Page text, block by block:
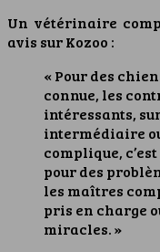
Un vétérinaire
avis sur Kozoo :
« Pour des
connue, les
intéressants,
intermédiaire
complique,
pour des
les maîtres
pris en charge
miracles. »